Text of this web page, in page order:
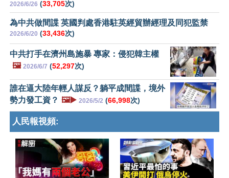
2026/6/26 (33,705次)
為中共做間諜 英國判處香港駐英經貿辦經理及同犯監禁
2026/6/20 (33,436次)
中共打手在濟州島施暴 專家：侵犯韓主權
🖼️ 2026/6/7 (52,297次)
誰在逼大陸年輕人謀反？躺平成間諜，境外
勢力發工資？ 🖼️▶️ 2026/5/2 (66,998次)
人民報視頻: